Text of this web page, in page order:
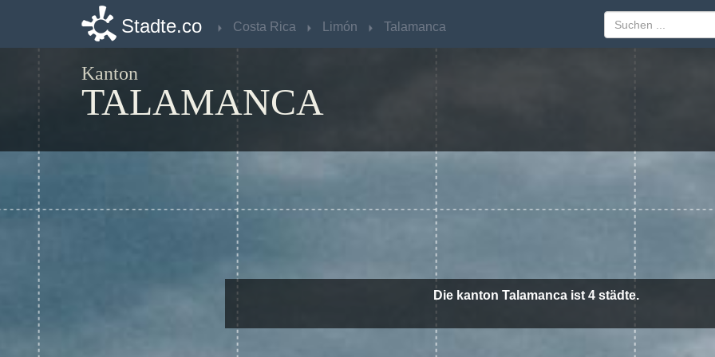
Stadte.co Costa Rica Limón Talamanca
Kanton
TALAMANCA
Die kanton Talamanca ist 4 städte.
Stadte.co Costa Rica Limón Talamanca